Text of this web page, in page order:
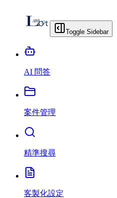
Toggle Sidebar
AI 問答
案件管理
精準搜尋
客製化設定